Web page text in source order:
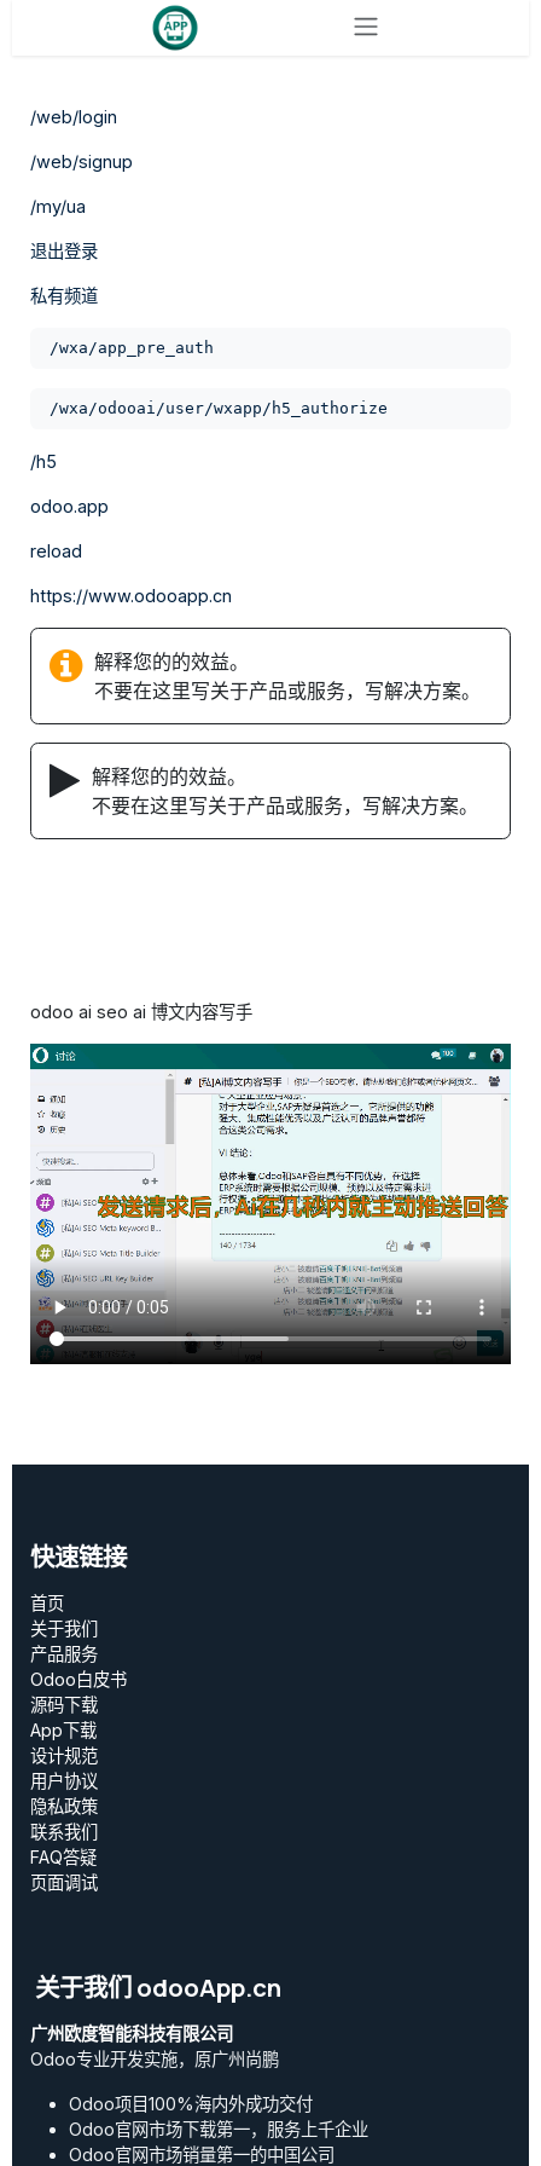
/web/login
/web/signup
/my/ua
退出登录
私有频道
/wxa/app_pre_auth
/wxa/odooai/user/wxapp/h5_authorize
/h5
odoo.app
reload
https://www.odooapp.cn
解释您的的效益。
不要在这里写关于产品或服务，写解决方案。
解释您的的效益。
不要在这里写关于产品或服务，写解决方案。
odoo ai seo ai 博文内容写手
快速链接
首页
关于我们
产品服务
Odoo白皮书
源码下载
App下载
设计规范
用户协议
‎隐私政策‎
联系我们
FAQ答疑
页面调试
关于我们 odooApp.cn
广州欧度智能科技有限公司
Odoo专业开发实施，原广州尚鹏
Odoo项目100%海内外成功交付
Odoo官网市场下载第一，服务上千企业
Odoo官网市场销量第一的中国公司